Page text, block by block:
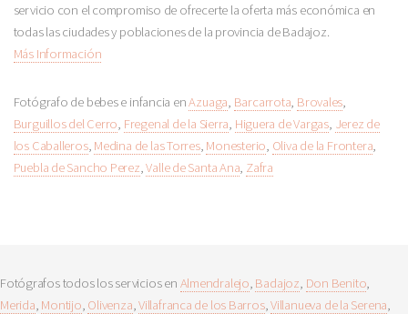
servicio con el compromiso de ofrecerte la oferta más económica en
todas las ciudades y poblaciones de la provincia de Badajoz.
Más Información
Fotógrafo de bebes e infancia enAzuaga, Barcarrota, Brovales,
Burguillos del Cerro, Fregenal de la Sierra, Higuera de Vargas, Jerez de
los Caballeros, Medina de las Torres, Monesterio, Oliva de la Frontera,
Puebla de Sancho Perez,Valle de Santa Ana, Zafra
Fotógrafos todos los servicios en Almendralejo, Badajoz, Don Benito,
Merida, Montijo, Olivenza,Villafranca de los Barros,Villanueva de la Serena,